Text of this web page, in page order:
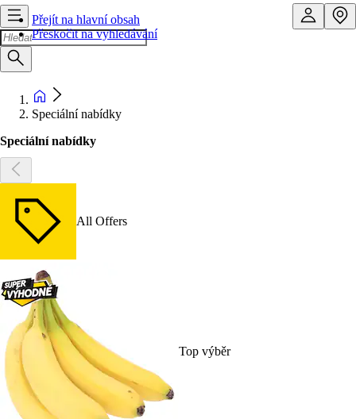
Přejít na hlavní obsah
Přeskočit na vyhledávání
Speciální nabídky
Speciální nabídky
All Offers
Top výběr